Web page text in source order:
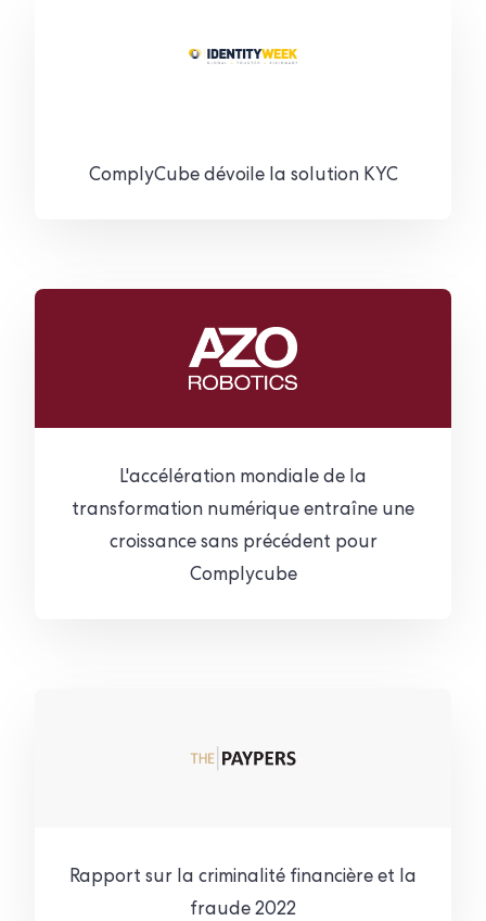
ComplyCube dévoile la solution KYC
L'accélération mondiale de la
transformation numérique entraîne une
croissance sans précédent pour
Complycube
Rapport sur la criminalité financière et la
fraude 2022